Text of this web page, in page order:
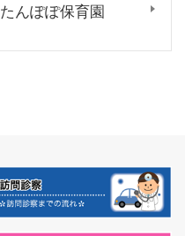
たんぽぽ保育園